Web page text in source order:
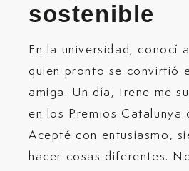
sostenible
En la universidad, conocí
quien pronto se convirtió
amiga. Un día, Irene me
en los Premios Catalunya
Acepté con entusiasmo,
hacer cosas diferentes.